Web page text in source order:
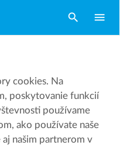
search menu
cookies. Na
poskytovanie funkcií
používame
ako používate naše
našim partnerom v